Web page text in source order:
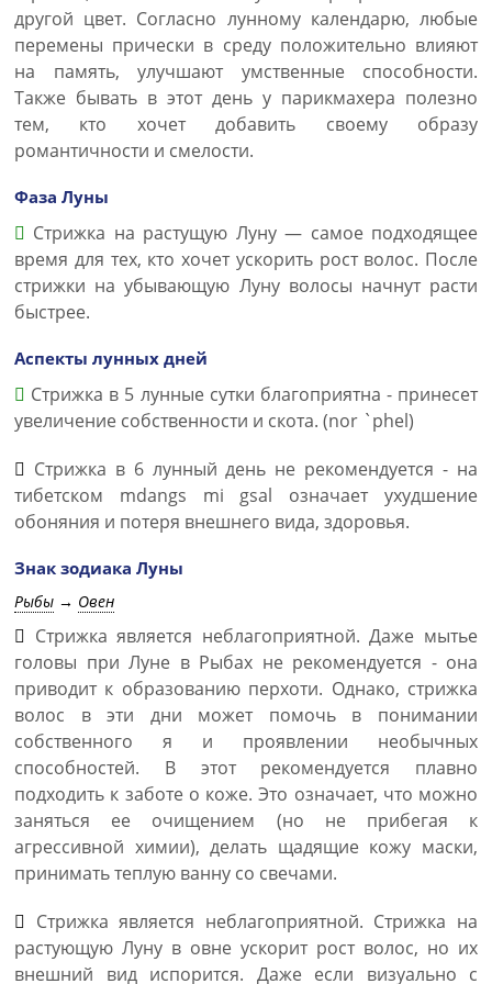
другой цвет. Согласно лунному календарю, любые
перемены прически в среду положительно влияют
на память, улучшают умственные способности.
Также бывать в этот день у парикмахера полезно
тем, кто хочет добавить своему образу
романтичности и смелости.
Фаза Луны
Стрижка на растущую Луну — самое подходящее
время для тех, кто хочет ускорить рост волос. После
стрижки на убывающую Луну волосы начнут расти
быстрее.
Аспекты лунных дней
Стрижка в 5 лунные сутки благоприятна - принесет
увеличение собственности и скота. (nor `phel)
Стрижка в 6 лунный день не рекомендуется - на
тибетском mdangs mi gsal означает ухудшение
обоняния и потеря внешнего вида, здоровья.
Знак зодиака Луны
Рыбы → Овен
Стрижка является неблагоприятной. Даже мытье
головы при Луне в Рыбах не рекомендуется - она
приводит к образованию перхоти. Однако, стрижка
волос в эти дни может помочь в понимании
собственного я и проявлении необычных
способностей. В этот рекомендуется плавно
подходить к заботе о коже. Это означает, что можно
заняться ее очищением (но не прибегая к
агрессивной химии), делать щадящие кожу маски,
принимать теплую ванну со свечами.
Стрижка является неблагоприятной. Стрижка на
растующую Луну в овне ускорит рост волос, но их
внешний вид испорится. Даже если визуально с